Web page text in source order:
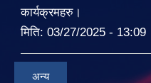
कार्यक्रमहरु।
मिति: 03/27/2025 - 13:09
अन्य